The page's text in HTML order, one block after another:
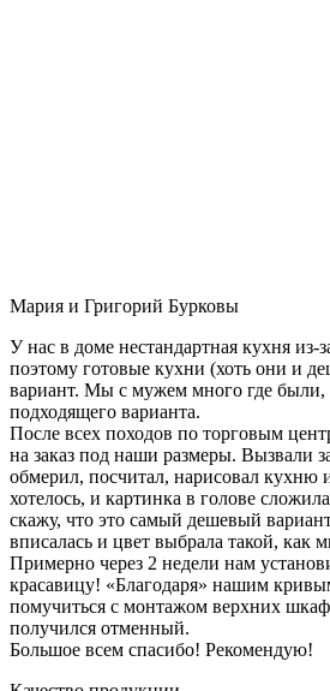
Мария и Григорий Бурковы
У нас в доме нестандартная кухня из-
поэтому готовые кухни (хоть они и
вариант. Мы с мужем много где
подходящего варианта.
После всех походов по торговым
на заказ под наши размеры. Вызвали
обмерил, посчитал, нарисовал кухню
хотелось, и картинка в голове
скажу, что это самый дешевый
вписалась и цвет выбрала такой, как
Примерно через 2 недели нам
красавицу! «Благодаря» нашим
помучиться с монтажом верхних
получился отменный.
Большое всем спасибо! Рекомендую!